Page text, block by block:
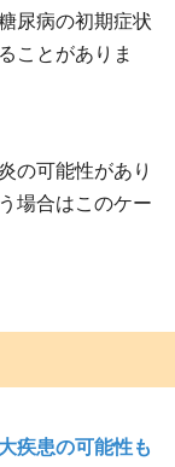
尿病の初期症状
ことがありま
の可能性があり
場合はこのケー
疾患の可能性も